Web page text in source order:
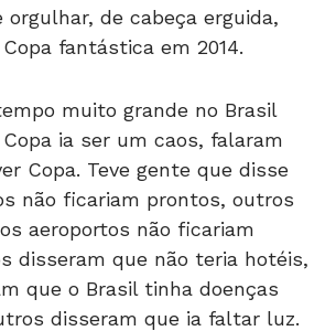
orgulhar, de cabeça erguida,
fantástica em 2014.
muito grande no Brasil
ia ser um caos, falaram
Copa. Teve gente que disse
não ficariam prontos, outros
aeroportos não ficariam
disseram que não teria hotéis,
que o Brasil tinha doenças
disseram que ia faltar luz.